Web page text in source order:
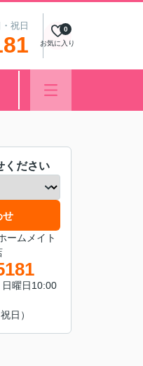
祝日
お気に入り
0
ください
せ
ームメイト
曜日10:00
日）